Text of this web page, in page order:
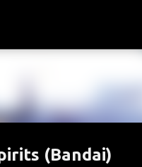
(Bandai)